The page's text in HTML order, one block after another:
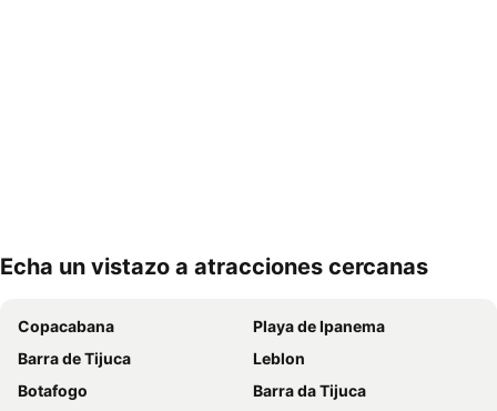
Echa un vistazo a atracciones cercanas
Copacabana
Playa de Ipanema
Barra de Tijuca
Leblon
Botafogo
Barra da Tijuca